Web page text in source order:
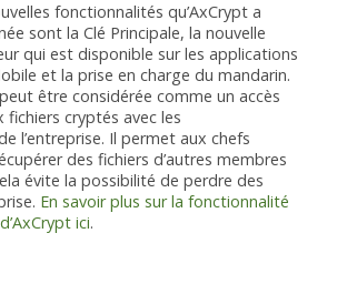
fonctionnalités qu’AxCrypt a
sont la Clé Principale, la nouvelle
qui est disponible sur les applications
et la prise en charge du mandarin.
être considérée comme un accès
cryptés avec les
l’entreprise. Il permet aux chefs
des fichiers d’autres membres
évite la possibilité de perdre des
En savoir plus sur la fonctionnalité
ici.